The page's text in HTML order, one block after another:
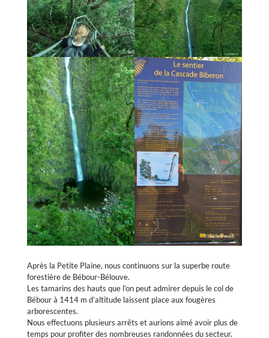
Après la Petite Plaine, nous continuons sur la superbe route
forestière de Bébour-Bélouve.
Les tamarins des hauts que l’on peut admirer depuis le col de
Bébour à 1414 m d’altitude laissent place aux fougères
arborescentes.
Nous effectuons plusieurs arrêts et aurions aimé avoir plus de
temps pour profiter des nombreuses randonnées du secteur.